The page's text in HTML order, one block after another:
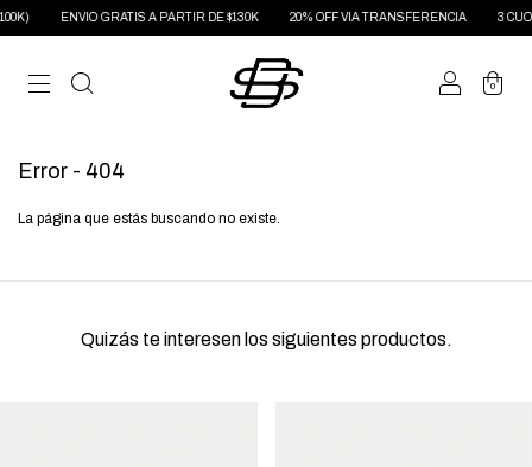
ENVIO GRATIS A PARTIR DE $130K 20% OFF VIA TRANSFERENCIA 3
0
Error - 404
La página que estás buscando no existe.
Quizás te interesen los siguientes productos.